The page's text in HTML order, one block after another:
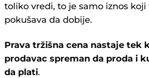
toliko vredi, to je samo iznos koji
pokušava da dobije.
Prava tržišna cena nastaje tek
prodavac spreman da proda i
da plati.